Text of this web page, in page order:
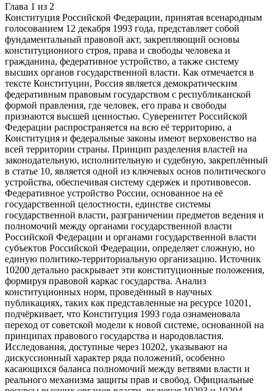
Глава 1 из 2
Конституция Российской Федерации, принятая всенародным
голосованием 12 декабря 1993 года, представляет собой
фундаментальный правовой акт, закрепляющий основы
конституционного строя, права и свободы человека и
гражданина, федеративное устройство, а также систему
высших органов государственной власти. Как отмечается в
тексте Конституции, Россия является демократическим
федеративным правовым государством с республиканской
формой правления, где человек, его права и свободы
признаются высшей ценностью. Суверенитет Российской
Федерации распространяется на всю её территорию, а
Конституция и федеральные законы имеют верховенство на
всей территории страны. Принцип разделения властей на
законодательную, исполнительную и судебную, закреплённый
в статье 10, является одной из ключевых основ политического
устройства, обеспечивая систему сдержек и противовесов.
Федеративное устройство России, основанное на её
государственной целостности, единстве системы
государственной власти, разграничении предметов ведения и
полномочий между органами государственной власти
Российской Федерации и органами государственной власти
субъектов Российской Федерации, определяет сложную, но
единую политико-территориальную организацию. Источник
10200 детально раскрывает эти конституционные положения,
формируя правовой каркас государства. Анализ
конституционных норм, проведённый в научных
публикациях, таких как представленные на ресурсе 10201,
подчёркивает, что Конституция 1993 года ознаменовала
переход от советской модели к новой системе, основанной на
принципах правового государства и народовластия.
Исследования, доступные через 10202, указывают на
дискуссионный характер ряда положений, особенно
касающихся баланса полномочий между ветвями власти и
реального механизма защиты прав и свобод. Официальные